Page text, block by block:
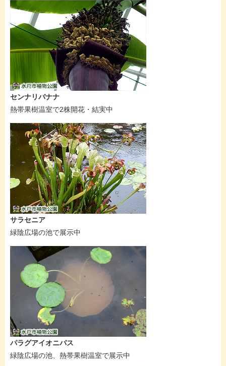
センナリバナナ
熱帯果樹温室で2株開花・結実中
サラセニア
緑陰広場の池で展示中
パラグアイオニバス
緑陰広場の池、熱帯果樹温室で展示中